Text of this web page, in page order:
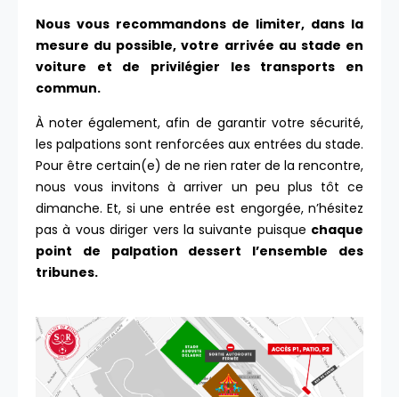
Nous vous recommandons de limiter, dans la
mesure du possible, votre arrivée au stade en
voiture et de privilégier les transports en
commun.
À noter également, afin de garantir votre sécurité,
les palpations sont renforcées aux entrées du stade.
Pour être certain(e) de ne rien rater de la rencontre,
nous vous invitons à arriver un peu plus tôt ce
dimanche. Et, si une entrée est engorgée, n’hésitez
pas à vous diriger vers la suivante puisque chaque
point de palpation dessert l’ensemble des
tribunes.